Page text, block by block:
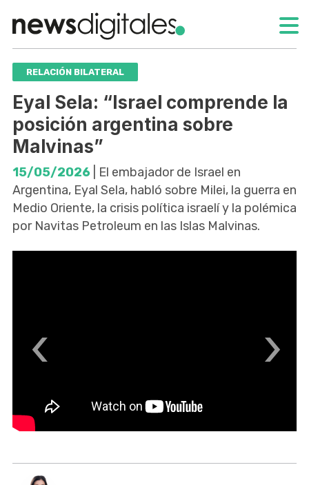
RELACIÓN BILATERAL
Eyal Sela: “Israel comprende la
posición argentina sobre
Malvinas”
15/05/2026 | El embajador de Israel en
Argentina, Eyal Sela, habló sobre Milei, la guerra en
Medio Oriente, la crisis política israelí y la polémica
por Navitas Petroleum en las Islas Malvinas.
‹ ›